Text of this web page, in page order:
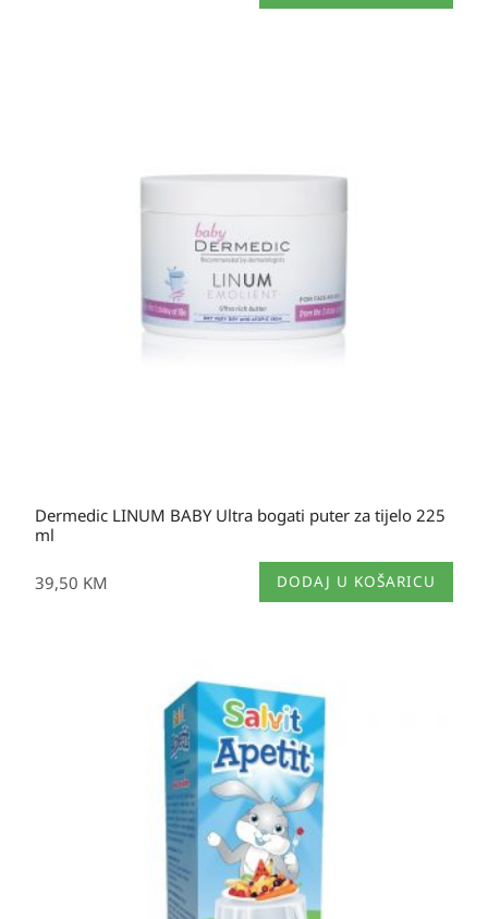
Dermedic LINUM BABY Ultra bogati puter za tijelo 225
ml
39,50 KM DODAJ U KOŠARICU